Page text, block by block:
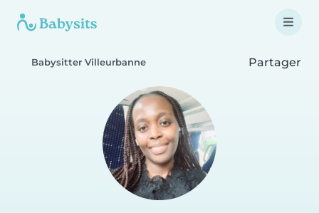
Babysitter Villeurbanne Partager